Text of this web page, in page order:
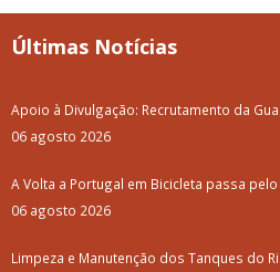
Últimas Notícias
Apoio à Divulgação: Recrutamento da
06 agosto 2026
A Volta a Portugal em Bicicleta passa
06 agosto 2026
Limpeza e Manutenção dos Tanques do